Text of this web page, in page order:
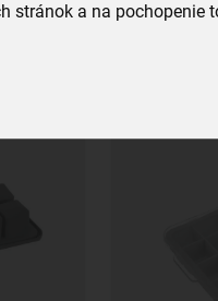
stránok a na pochopenie